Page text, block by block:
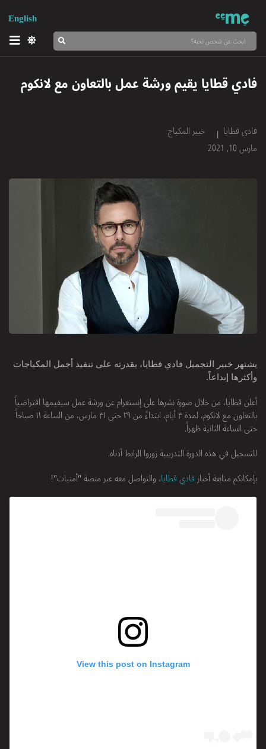
English
فادي قطايا يقيم ورشة عمل بالتعاون مع لانكوم
فادي قطايا
خبير المكياج
مارس 10, 2021
يشتهر خبير التجميل فادي قطايا، بقدرته على تنفيذ أجمل المكياجات
وأكثرها إبداعاً.
أعلن قطايا، من خلال صورة نشرها على إنستغرام عن ورشة عمل سيقيمها افتراضياً
بالتعاون مع لانكوم، لمدة ٣ أيام، ابتداءً من ٢٩ حتى ٣١ مارس، من الساعة ١١ صباحاً
حتى الساعة الثانية ظهراً.
للتسجيل في هذه الدورة التدريبية زوروا الرابط أدناه.
بإمكانكم متابعة أخبارفادي قطايا، والتواصل معه عبر منصة "أمنيات"!
View this post on Instagram